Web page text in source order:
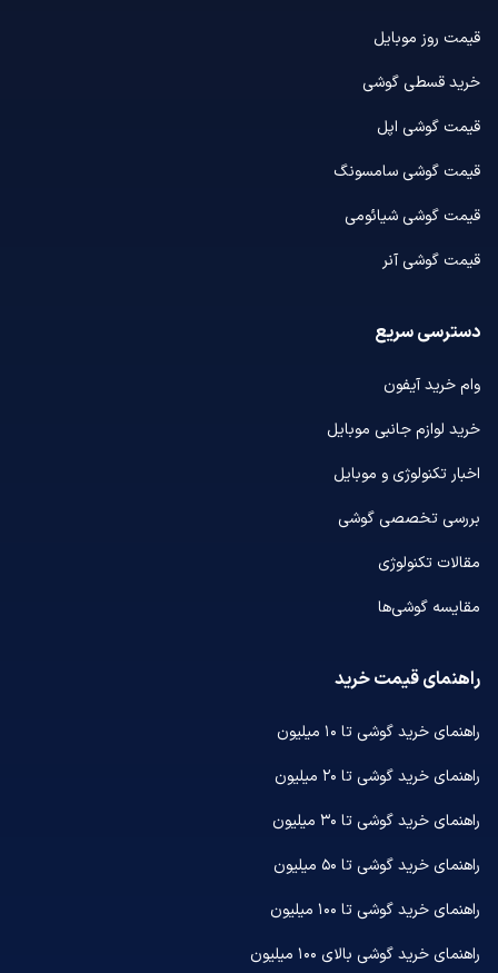
قیمت روز موبایل
خرید قسطی گوشی
قیمت گوشی اپل
قیمت گوشی سامسونگ
قیمت گوشی شیائومی
قیمت گوشی آنر
دسترسی سریع
وام خرید آیفون
خرید لوازم جانبی موبایل
اخبار تکنولوژی و موبایل
بررسی تخصصی گوشی
مقالات تکنولوژی
مقایسه گوشی‌ها
راهنمای قیمت خرید
راهنمای خرید گوشی تا ۱۰ میلیون
راهنمای خرید گوشی تا ۲۰ میلیون
راهنمای خرید گوشی تا ۳۰ میلیون
راهنمای خرید گوشی تا ۵۰ میلیون
راهنمای خرید گوشی تا ۱۰۰ میلیون
راهنمای خرید گوشی بالای ۱۰۰ میلیون